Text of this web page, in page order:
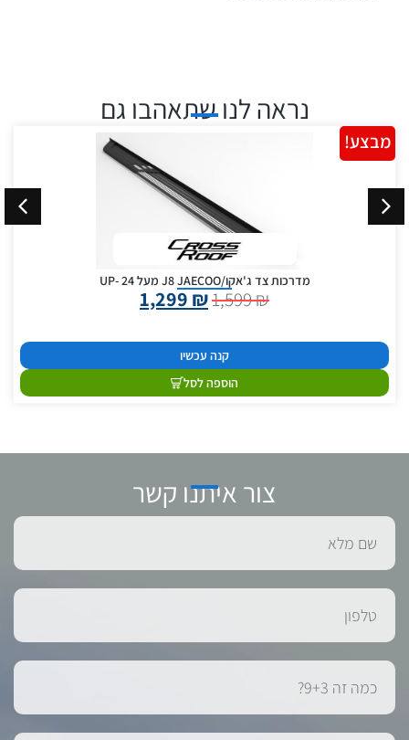
נראה לנו שתאהבו גם
מדרכות צד ג'אקו/J8 JAECOO מעל 24 -UP
1,599₪
1,299 ₪
קנה עכשיו
הוספה לסל
מבצע!
צור איתנו קשר